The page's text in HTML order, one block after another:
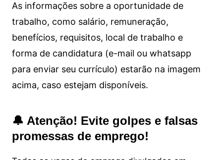
As informações sobre a oportunidade de
trabalho, como salário, remuneração,
benefícios, requisitos, local de trabalho e
forma de candidatura (e-mail ou whatsapp
para enviar seu currículo) estarão na imagem
acima, caso estejam disponíveis.
🔔 Atenção! Evite golpes e falsas
promessas de emprego!